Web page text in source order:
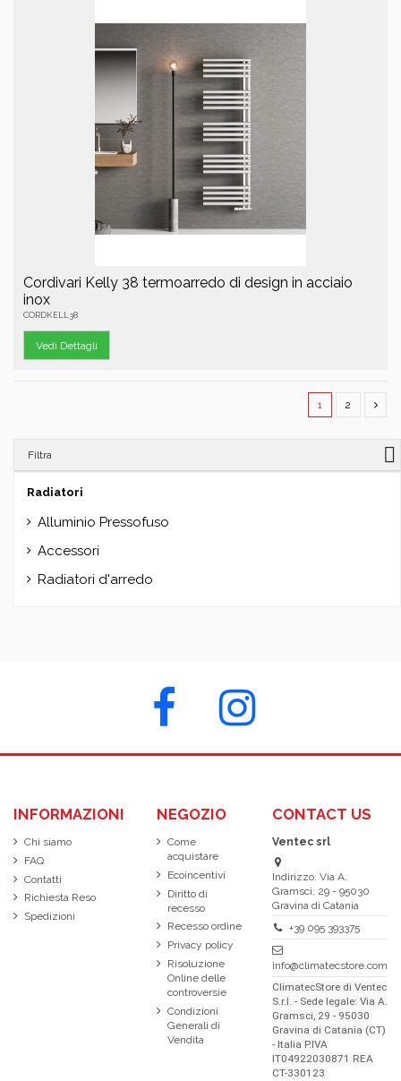
Cordivari Kelly 38 termoarredo di design in acciaio
inox
CORDKELL38
Vedi Dettagli
1 2
Filtra
Radiatori
Alluminio Pressofuso
Accessori
Radiatori d'arredo
INFORMAZIONI
Chi siamo
FAQ
Contatti
Richiesta Reso
Spedizioni
NEGOZIO
Come
acquistare
Ecoincentivi
Diritto di
recesso
Recesso ordine
Privacy policy
Risoluzione
Online delle
controversie
Condizioni
Generali di
Vendita
CONTACT US
Ventec srl
Indirizzo: Via A.
Gramsci, 29 - 95030
Gravina di Catania
+39 095 393375
info@climatecstore.com
ClimatecStore di Ventec
S.r.l. - Sede legale: Via A.
Gramsci, 29 - 95030
Gravina di Catania (CT)
- Italia P.IVA
IT04922030871 REA
CT-330123